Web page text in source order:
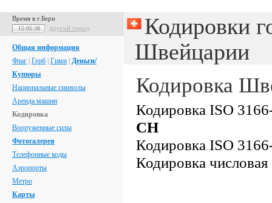
Время в г.Берн
15:05:39 другой город
Общая информация
Флаг Герб Гимн Деньги/
Купюры
Национальные символы
Аренда машин
Кодировка
Вооруженные силы
Фотогалерея
Телефонные коды
Аэропорты
Метро
Карты
Кодировки
Швейцарии
Кодировка
Кодировка ISO
CH
Кодировка ISO
Кодировка